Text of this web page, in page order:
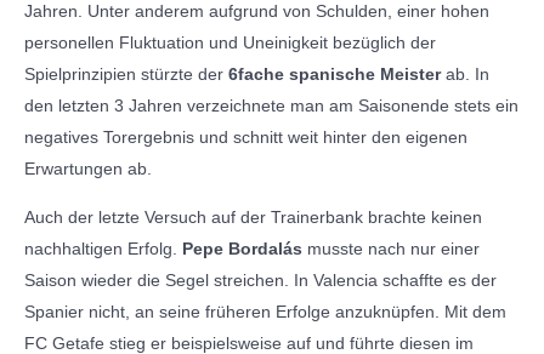
Jahren. Unter anderem aufgrund von Schulden, einer hohen
personellen Fluktuation und Uneinigkeit bezüglich der
Spielprinzipien stürzte der 6fache spanische Meisterab. In
den letzten 3 Jahren verzeichnete man am Saisonende stets ein
negatives Torergebnis und schnitt weit hinter den eigenen
Erwartungen ab.
Auch der letzte Versuch auf der Trainerbank brachte keinen
nachhaltigen Erfolg. Pepe Bordalás musste nach nur einer
Saison wieder die Segel streichen. In Valencia schaffte es der
Spanier nicht, an seine früheren Erfolge anzuknüpfen. Mit dem
FC Getafe stieg er beispielsweise auf und führte diesen im